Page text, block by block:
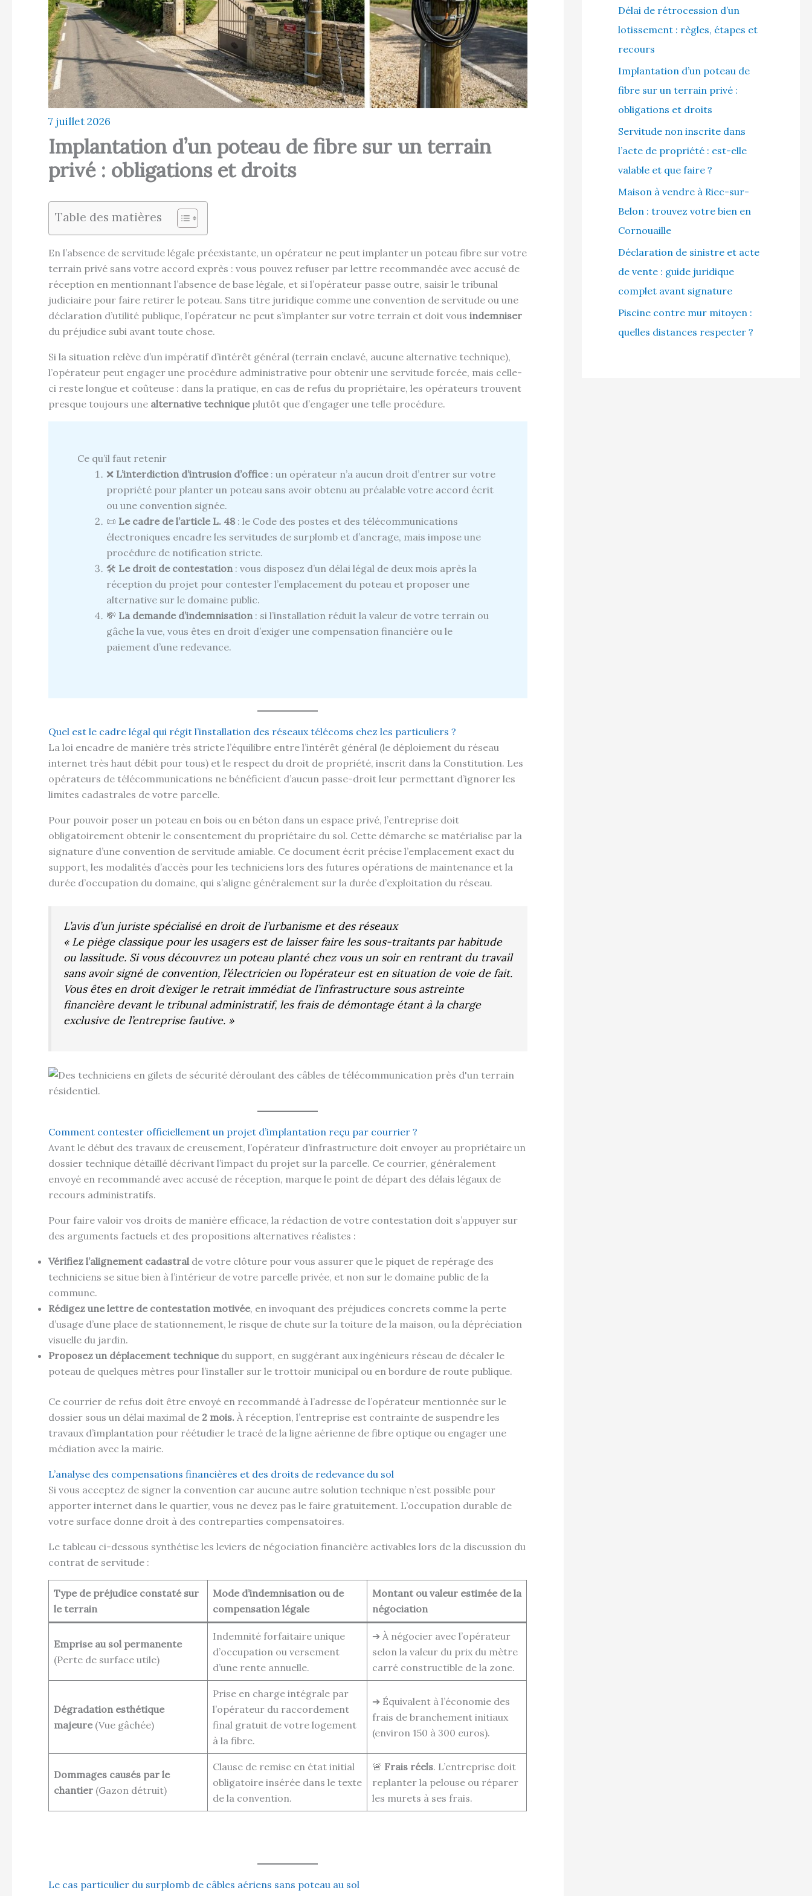
7 juillet 2026
Implantation d’un poteau de fibre sur un terrain
privé : obligations et droits
Table des matières
En l’absence de servitude légale préexistante, un opérateur ne peut implanter un poteau fibre sur votre
terrain privé sans votre accord exprès : vous pouvez refuser par lettre recommandée avec accusé de
réception en mentionnant l’absence de base légale, et si l’opérateur passe outre, saisir le tribunal
judiciaire pour faire retirer le poteau. Sans titre juridique comme une convention de servitude ou une
déclaration d’utilité publique, l’opérateur ne peut s’implanter sur votre terrain et doit vous indemniser
du préjudice subi avant toute chose.
Si la situation relève d’un impératif d’intérêt général (terrain enclavé, aucune alternative technique),
l’opérateur peut engager une procédure administrative pour obtenir une servitude forcée, mais celle-
ci reste longue et coûteuse : dans la pratique, en cas de refus du propriétaire, les opérateurs trouvent
presque toujours une alternative techniqueplutôt que d’engager une telle procédure.
Ce qu’il faut retenir
❌ L’interdiction d’intrusion d’office: un opérateur n’a aucun droit d’entrer sur votre
propriété pour planter un poteau sans avoir obtenu au préalable votre accord écrit
ou une convention signée.
📜 Le cadre de l’article L. 48: le Code des postes et des télécommunications
électroniques encadre les servitudes de surplomb et d’ancrage, mais impose une
procédure de notification stricte.
🛠️ Le droit de contestation : vous disposez d’un délai légal de deux mois après la
réception du projet pour contester l’emplacement du poteau et proposer une
alternative sur le domaine public.
💸 La demande d’indemnisation : si l’installation réduit la valeur de votre terrain ou
gâche la vue, vous êtes en droit d’exiger une compensation financière ou le
paiement d’une redevance.
Quel est le cadre légal qui régit l’installation des réseaux télécoms chez les particuliers ?
La loi encadre de manière très stricte l’équilibre entre l’intérêt général (le déploiement du réseau
internet très haut débit pour tous) et le respect du droit de propriété, inscrit dans la Constitution. Les
opérateurs de télécommunications ne bénéficient d’aucun passe-droit leur permettant d’ignorer les
limites cadastrales de votre parcelle.
Pour pouvoir poser un poteau en bois ou en béton dans un espace privé, l’entreprise doit
obligatoirement obtenir le consentement du propriétaire du sol. Cette démarche se matérialise par la
signature d’une convention de servitude amiable. Ce document écrit précise l’emplacement exact du
support, les modalités d’accès pour les techniciens lors des futures opérations de maintenance et la
durée d’occupation du domaine, qui s’aligne généralement sur la durée d’exploitation du réseau.
L’avis d’un juriste spécialisé en droit de l’urbanisme et des réseaux
« Le piège classique pour les usagers est de laisser faire les sous-traitants par habitude
ou lassitude. Si vous découvrez un poteau planté chez vous un soir en rentrant du travail
sans avoir signé de convention, l’électricien ou l’opérateur est en situation de voie de fait.
Vous êtes en droit d’exiger le retrait immédiat de l’infrastructure sous astreinte
financière devant le tribunal administratif, les frais de démontage étant à la charge
exclusive de l’entreprise fautive. »
Comment contester officiellement un projet d’implantation reçu par courrier ?
Avant le début des travaux de creusement, l’opérateur d’infrastructure doit envoyer au propriétaire un
dossier technique détaillé décrivant l’impact du projet sur la parcelle. Ce courrier, généralement
envoyé en recommandé avec accusé de réception, marque le point de départ des délais légaux de
recours administratifs.
Pour faire valoir vos droits de manière efficace, la rédaction de votre contestation doit s’appuyer sur
des arguments factuels et des propositions alternatives réalistes :
Vérifiez l’alignement cadastralde votre clôture pour vous assurer que le piquet de repérage des
techniciens se situe bien à l’intérieur de votre parcelle privée, et non sur le domaine public de la
commune.
Rédigez une lettre de contestation motivée, en invoquant des préjudices concrets comme la perte
d’usage d’une place de stationnement, le risque de chute sur la toiture de la maison, ou la dépréciation
visuelle du jardin.
Proposez un déplacement techniquedu support, en suggérant aux ingénieurs réseau de décaler le
poteau de quelques mètres pour l’installer sur le trottoir municipal ou en bordure de route publique.
Ce courrier de refus doit être envoyé en recommandé à l’adresse de l’opérateur mentionnée sur le
dossier sous un délai maximal de 2 mois. À réception, l’entreprise est contrainte de suspendre les
travaux d’implantation pour réétudier le tracé de la ligne aérienne de fibre optique ou engager une
médiation avec la mairie.
L’analyse des compensations financières et des droits de redevance du sol
Si vous acceptez de signer la convention car aucune autre solution technique n’est possible pour
apporter internet dans le quartier, vous ne devez pas le faire gratuitement. L’occupation durable de
votre surface donne droit à des contreparties compensatoires.
Le tableau ci-dessous synthétise les leviers de négociation financière activables lors de la discussion du
contrat de servitude :
Type de préjudice constaté sur
le terrain
Mode d’indemnisation ou de
compensation légale
Montant ou valeur estimée de la
négociation
Emprise au sol permanente
(Perte de surface utile)
Indemnité forfaitaire unique
d’occupation ou versement
d’une rente annuelle.
➔ À négocier avec l’opérateur
selon la valeur du prix du mètre
carré constructible de la zone.
Dégradation esthétique
majeure(Vue gâchée)
Prise en charge intégrale par
l’opérateur du raccordement
final gratuit de votre logement
à la fibre.
➔ Équivalent à l’économie des
frais de branchement initiaux
(environ 150 à 300 euros).
Dommages causés par le
chantier (Gazon détruit)
Clause de remise en état initial
obligatoire insérée dans le texte
de la convention.
🚨 Frais réels. L’entreprise doit
replanter la pelouse ou réparer
les murets à ses frais.
Le cas particulier du surplomb de câbles aériens sans poteau au sol
Délai de rétrocession d’un
lotissement : règles, étapes et
recours
Implantation d’un poteau de
fibre sur un terrain privé :
obligations et droits
Servitude non inscrite dans
l’acte de propriété : est-elle
valable et que faire ?
Maison à vendre à Riec-sur-
Belon : trouvez votre bien en
Cornouaille
Déclaration de sinistre et acte
de vente : guide juridique
complet avant signature
Piscine contre mur mitoyen :
quelles distances respecter ?